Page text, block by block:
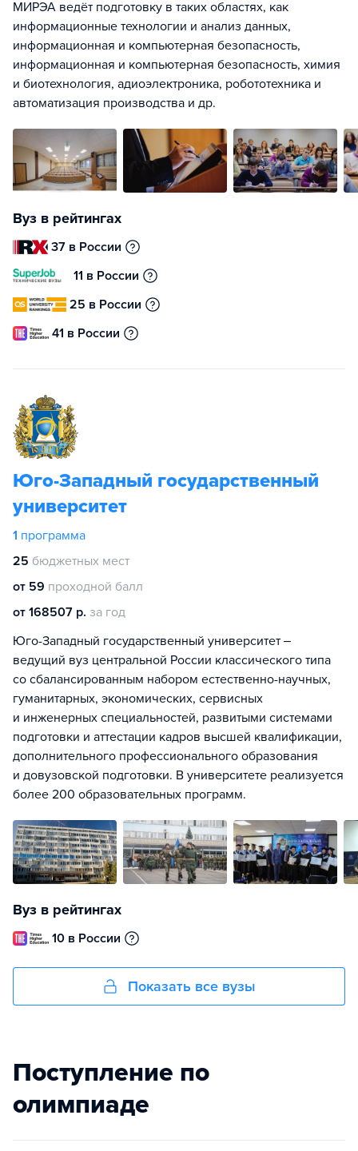
МИРЭА ведёт подготовку в таких областях, как
информационные технологии и анализ данных,
информационная и компьютерная безопасность,
информационная и компьютерная безопасность, химия
и биотехнология, адиоэлектроника, робототехника и
автоматизация производства и др.
Вуз в рейтингах
37 в России
11 в России
25 в России
41 в России
Юго-Западный государственный
университет
1 программа
25 бюджетных мест
от 59 проходной балл
от 168507 р. за год
Юго-Западный государственный университет ‒
ведущий вуз центральной России классического типа
со сбалансированным набором естественно-научных,
гуманитарных, экономических, сервисных
и инженерных специальностей, развитыми системами
подготовки и аттестации кадров высшей квалификации,
дополнительного профессионального образования
и довузовской подготовки. В университете реализуется
более 200 образовательных программ.
Вуз в рейтингах
10 в России
Показать все вузы
Поступление по
олимпиаде